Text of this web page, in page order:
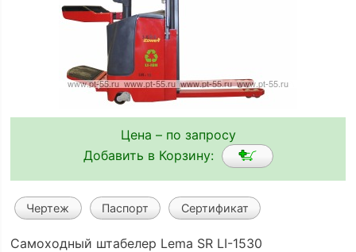
Цена – по запросу
Добавить в Корзину:
Чертеж Паспорт Сертификат
Самоходный штабелер Lema SR LI-1530